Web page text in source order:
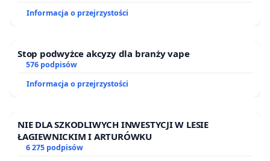
Informacja o przejrzystości
Stop podwyżce akcyzy dla branży vape
576 podpisów
Informacja o przejrzystości
NIE DLA SZKODLIWYCH INWESTYCJI W LESIE
ŁAGIEWNICKIM I ARTURÓWKU
6 275 podpisów